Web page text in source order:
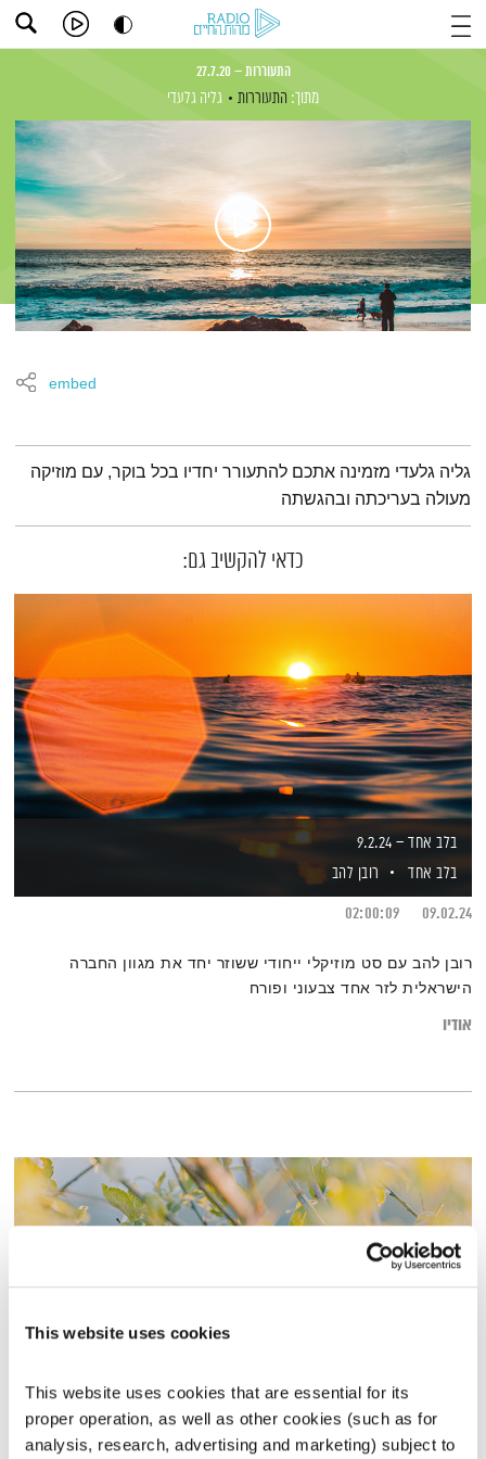
This website uses cookies
This website uses cookies that are essential for its
proper operation, as well as other cookies (such as for
analysis, research, advertising and marketing) subject to
התעוררות – 27.7.20
מתוך: התעוררות גליה גלעדי
embed
תמצית הפודקאסט
גליה גלעדי מזמינה אתכם להתעורר יחדיו בכל בוקר, עם מוזיקה
מעולה בעריכתה ובהגשתה
כדאי להקשיב גם:
בלב אחד – 9.2.24
בלב אחד
רובן להב
09.02.24
02:00:09
רובן להב עם סט מוזיקלי ייחודי ששוזר יחד את מגוון החברה
הישראלית לזר אחד צבעוני ופורח
אודיו
בני בא
בני בשן